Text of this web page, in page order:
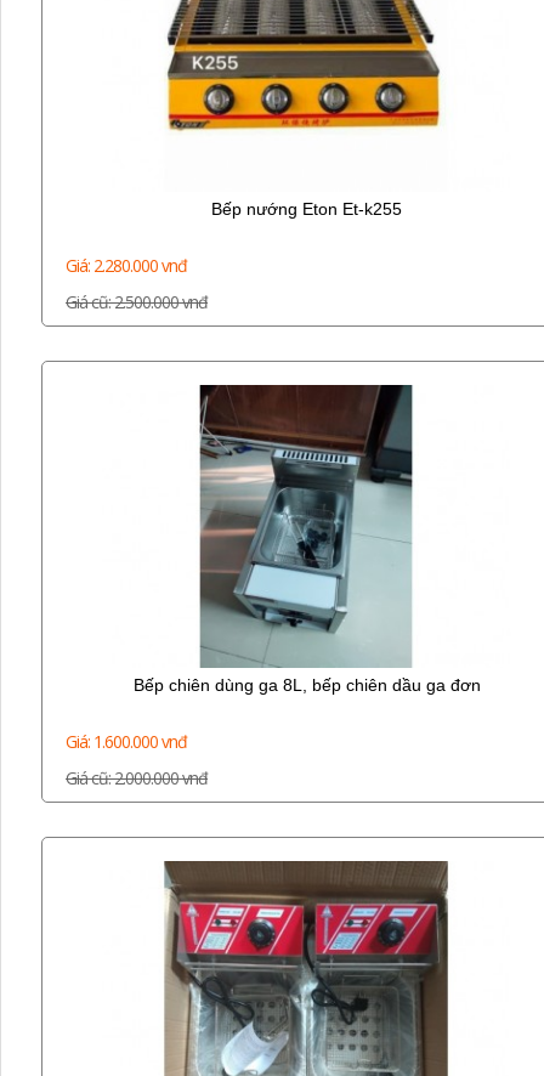
Bếp nướng Eton Et-k255
Giá: 2.280.000 vnđ
Giá cũ: 2.500.000 vnđ
Bếp chiên dùng ga 8L, bếp chiên dầu ga đơn
Giá: 1.600.000 vnđ
Giá cũ: 2.000.000 vnđ